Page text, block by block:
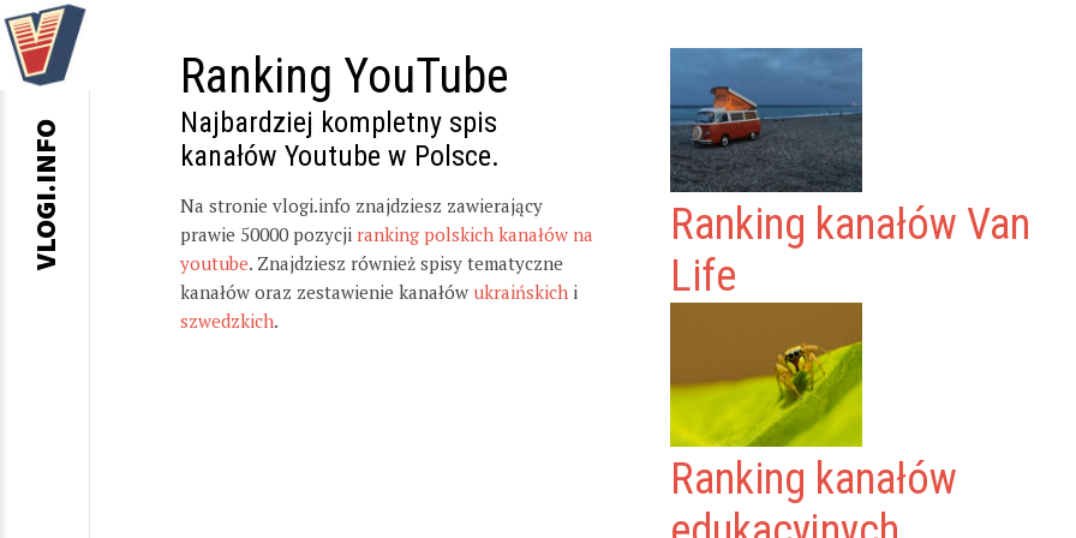
Ranking YouTube
Najbardziej kompletny spis
kanałów Youtube w Polsce.
Na stronie vlogi.info znajdziesz zawierający
prawie 50000 pozycji ranking polskich kanałów na
youtube. Znajdziesz również spisy tematyczne
kanałów oraz zestawienie kanałów ukraińskich i
szwedzkich.
Ranking kanałów Van
Life
Ranking kanałów
VLOGI.INFO